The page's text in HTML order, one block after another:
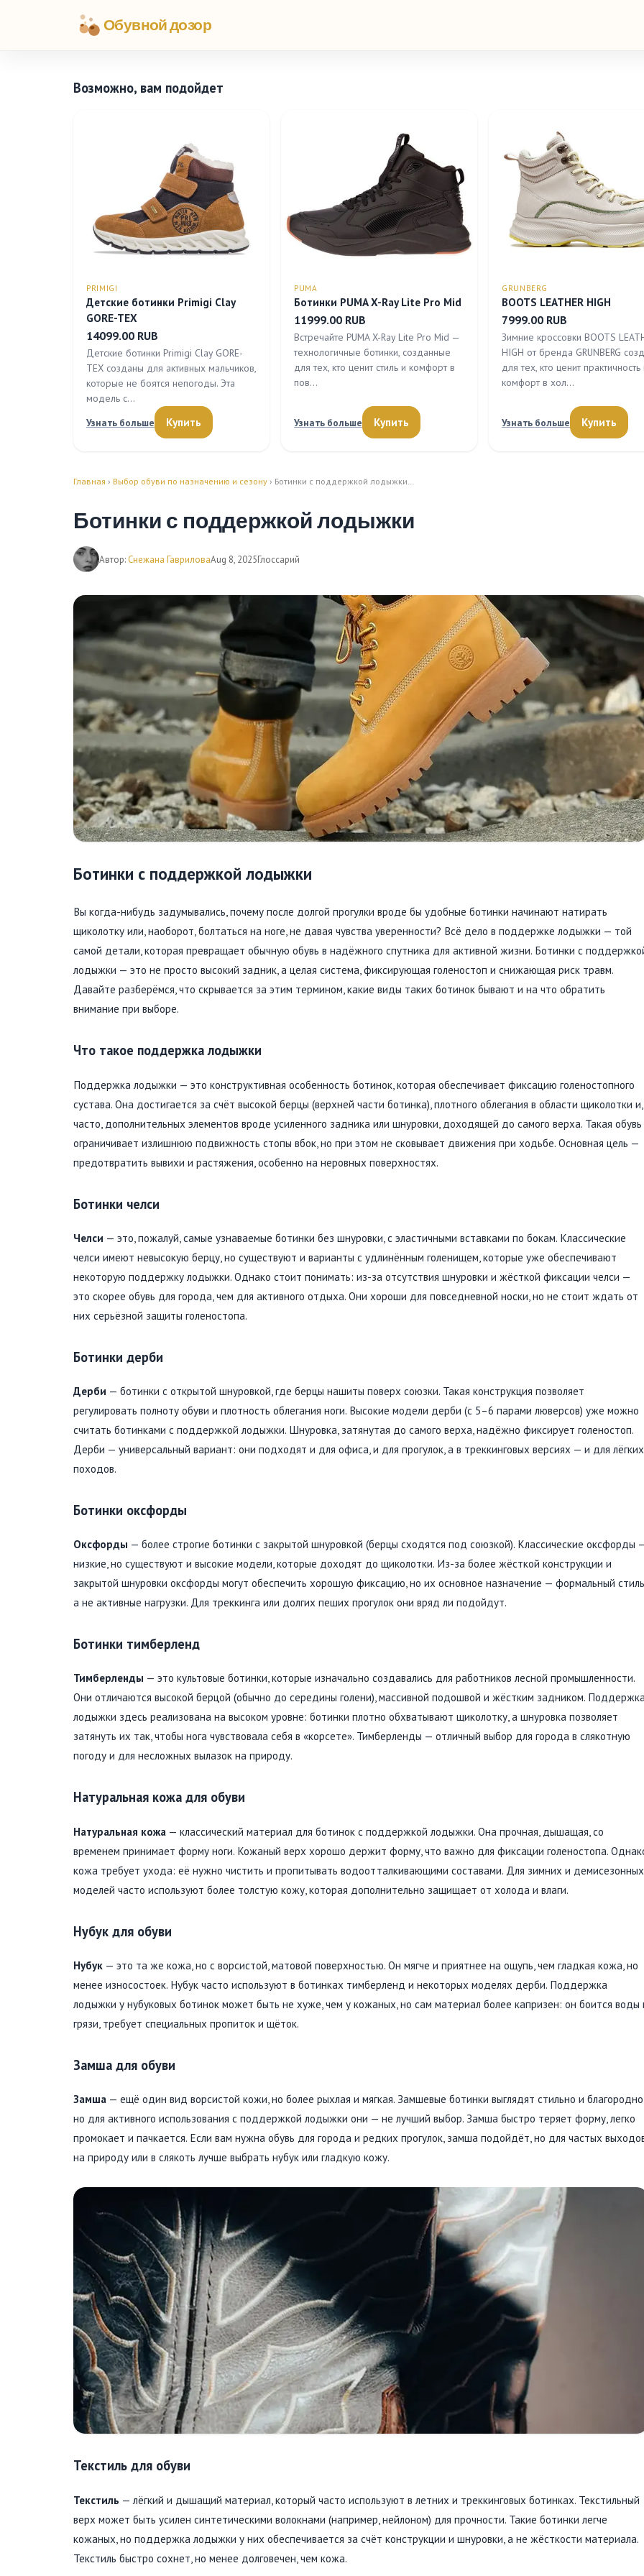
Обувной дозор
Возможно, вам подойдет
PRIMIGI
Детские ботинки Primigi Clay
GORE-TEX
14099.00 RUB
Детские ботинки Primigi Clay GORE-
TEX созданы для активных мальчиков,
которые не боятся непогоды. Эта
модель с…
Узнать больше
Купить
PUMA
Ботинки PUMA X-Ray Lite Pro Mid
11999.00 RUB
Встречайте PUMA X-Ray Lite Pro Mid —
технологичные ботинки, созданные
для тех, кто ценит стиль и комфорт в
пов…
Узнать больше Купить
GRUNBERG
BOOTS LEATHER HIGH
7999.00 RUB
Зимние кроссовки BOOTS
HIGH от бренда GRUNBERG
для тех, кто ценит практичность
комфорт в хол…
Узнать больше Купить
Главная › Выбор обуви по назначению и сезону › Ботинки с поддержкой лодыжки…
Ботинки с поддержкой лодыжки
Автор: Снежана ГавриловаAug 8, 2025Глоссарий
Ботинки с поддержкой лодыжки
Вы когда-нибудь задумывались, почему после долгой прогулки вроде бы удобные ботинки начинают натирать
щиколотку или, наоборот, болтаться на ноге, не давая чувства уверенности? Всё дело в поддержке лодыжки — той
самой детали, которая превращает обычную обувь в надёжного спутника для активной жизни. Ботинки с
лодыжки — это не просто высокий задник, а целая система, фиксирующая голеностоп и снижающая риск травм.
Давайте разберёмся, что скрывается за этим термином, какие виды таких ботинок бывают и на что обратить
внимание при выборе.
Что такое поддержка лодыжки
Поддержка лодыжки — это конструктивная особенность ботинок, которая обеспечивает фиксацию голеностопного
сустава. Она достигается за счёт высокой берцы (верхней части ботинка), плотного облегания в области щиколотки и,
часто, дополнительных элементов вроде усиленного задника или шнуровки, доходящей до самого верха. Такая обувь
ограничивает излишнюю подвижность стопы вбок, но при этом не сковывает движения при ходьбе. Основная цель —
предотвратить вывихи и растяжения, особенно на неровных поверхностях.
Ботинки челси
Челси — это, пожалуй, самые узнаваемые ботинки без шнуровки, с эластичными вставками по бокам. Классические
челси имеют невысокую берцу, но существуют и варианты с удлинённым голенищем, которые уже обеспечивают
некоторую поддержку лодыжки. Однако стоит понимать: из-за отсутствия шнуровки и жёсткой фиксации челси —
это скорее обувь для города, чем для активного отдыха. Они хороши для повседневной носки, но не стоит ждать от
них серьёзной защиты голеностопа.
Ботинки дерби
Дерби — ботинки с открытой шнуровкой, где берцы нашиты поверх союзки. Такая конструкция позволяет
регулировать полноту обуви и плотность облегания ноги. Высокие модели дерби (с 5–6 парами люверсов) уже можно
считать ботинками с поддержкой лодыжки. Шнуровка, затянутая до самого верха, надёжно фиксирует голеностоп.
Дерби — универсальный вариант: они подходят и для офиса, и для прогулок, а в треккинговых версиях — и для лёгких
походов.
Ботинки оксфорды
Оксфорды — более строгие ботинки с закрытой шнуровкой (берцы сходятся под союзкой). Классические оксфорды
низкие, но существуют и высокие модели, которые доходят до щиколотки. Из-за более жёсткой конструкции и
закрытой шнуровки оксфорды могут обеспечить хорошую фиксацию, но их основное назначение — формальный
а не активные нагрузки. Для треккинга или долгих пеших прогулок они вряд ли подойдут.
Ботинки тимберленд
Тимберленды — это культовые ботинки, которые изначально создавались для работников лесной промышленности.
Они отличаются высокой берцой (обычно до середины голени), массивной подошвой и жёстким задником.
лодыжки здесь реализована на высоком уровне: ботинки плотно обхватывают щиколотку, а шнуровка позволяет
затянуть их так, чтобы нога чувствовала себя в «корсете». Тимберленды — отличный выбор для города в слякотную
погоду и для несложных вылазок на природу.
Натуральная кожа для обуви
Натуральная кожа — классический материал для ботинок с поддержкой лодыжки. Она прочная, дышащая, со
временем принимает форму ноги. Кожаный верх хорошо держит форму, что важно для фиксации голеностопа.
кожа требует ухода: её нужно чистить и пропитывать водоотталкивающими составами. Для зимних и демисезонных
моделей часто используют более толстую кожу, которая дополнительно защищает от холода и влаги.
Нубук для обуви
Нубук — это та же кожа, но с ворсистой, матовой поверхностью. Он мягче и приятнее на ощупь, чем гладкая кожа, но
менее износостоек. Нубук часто используют в ботинках тимберленд и некоторых моделях дерби. Поддержка
лодыжки у нубуковых ботинок может быть не хуже, чем у кожаных, но сам материал более капризен: он боится воды
грязи, требует специальных пропиток и щёток.
Замша для обуви
Замша — ещё один вид ворсистой кожи, но более рыхлая и мягкая. Замшевые ботинки выглядят стильно и благородно,
но для активного использования с поддержкой лодыжки они — не лучший выбор. Замша быстро теряет форму, легко
промокает и пачкается. Если вам нужна обувь для города и редких прогулок, замша подойдёт, но для частых
на природу или в слякоть лучше выбрать нубук или гладкую кожу.
Текстиль для обуви
Текстиль — лёгкий и дышащий материал, который часто используют в летних и треккинговых ботинках. Текстильный
верх может быть усилен синтетическими волокнами (например, нейлоном) для прочности. Такие ботинки легче
кожаных, но поддержка лодыжки у них обеспечивается за счёт конструкции и шнуровки, а не жёсткости материала.
Текстиль быстро сохнет, но менее долговечен, чем кожа.